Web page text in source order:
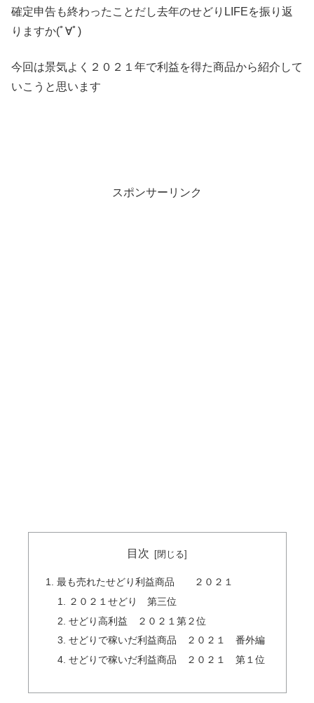
確定申告も終わったことだし去年のせどりLIFEを振り返
りますか(ﾟ∀ﾟ)
今回は景気よく２０２１年で利益を得た商品から紹介して
いこうと思います
スポンサーリンク
目次
最も売れたせどり利益商品 ２０２１
２０２１せどり 第三位
せどり高利益 ２０２１第２位
せどりで稼いだ利益商品 ２０２１ 番外編
せどりで稼いだ利益商品 ２０２１ 第１位